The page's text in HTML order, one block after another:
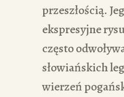
przeszłością.
ekspresyjne
często
słowiańskich
wierzeń